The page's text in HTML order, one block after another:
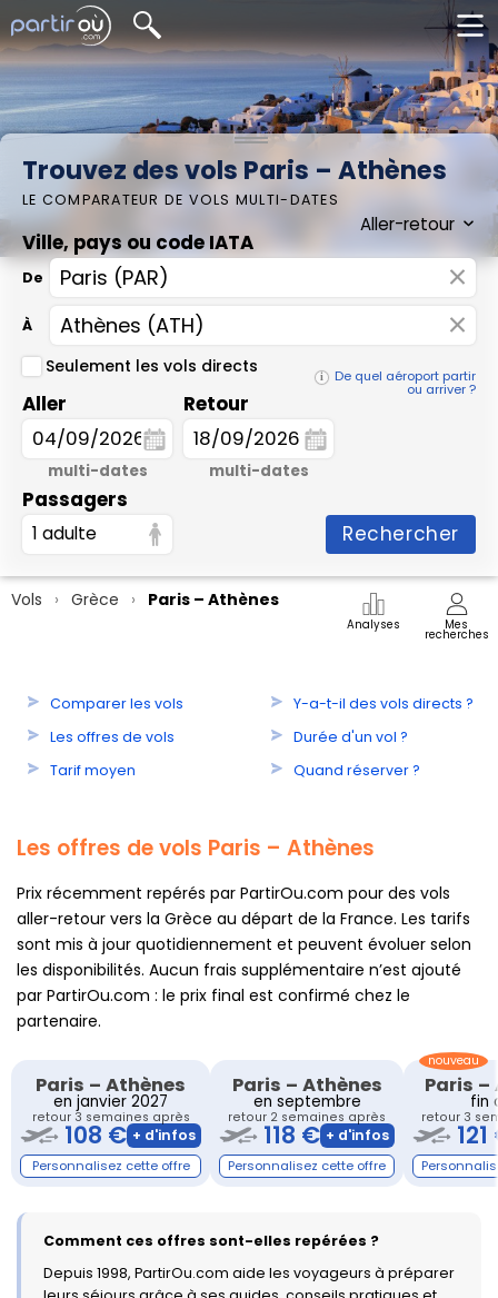
Trouvez des vols Paris – Athènes
LE COMPARATEUR DE VOLS MULTI-DATES
Ville, pays ou code IATA
De ×
À ×
De quel aéroport partir
ou arriver ?
Seulement les vols directs
Aller
multi-dates
Retour
multi-dates
Passagers
1 adulte Rechercher
Vols Grèce Paris – Athènes
Analyses Mes
recherches
Les offres de vols Paris – Athènes
Prix récemment repérés par PartirOu.com pour des vols
aller-retour vers la Grèce au départ de la France. Les tarifs
sont mis à jour quotidiennement et peuvent évoluer selon
les disponibilités. Aucun frais supplémentaire n’est ajouté
par PartirOu.com : le prix final est confirmé chez le
partenaire.
Paris – Athènes
en janvier 2027
retour 3 semaines après
108 €
Paris – Athènes
en septembre
retour 2 semaines après
118 €
Paris –
fin
retour 3
Comment ces offres sont-elles repérées ?
Depuis 1998, PartirOu.com aide les voyageurs à préparer
Comparer les vols
Les offres de vols
Tarif moyen
Y-a-t-il des vols directs ?
Durée d'un vol ?
Quand réserver ?